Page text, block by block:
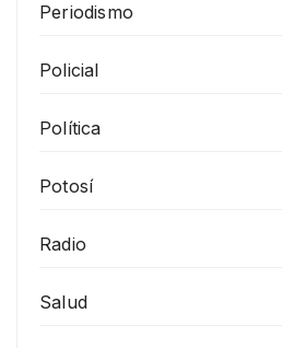
Periodismo
Policial
Política
Potosí
Radio
Salud